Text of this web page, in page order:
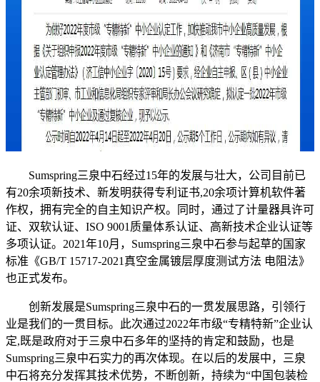
Sumspring三泉中石经过15年的发展与壮大，公司目前已
有20余项新技术、新发明获得专利证书,20余项计算机软件著
作权，拥有完全的自主知识产权。同时，通过了计量器具许可
证、双软认证、ISO 9001质量体系认证、高新技术企业认证等
多项认证。2021年10月，Sumspring三泉中石参与起草的国家
标准《GB/T 15717-2021真空金属镀层厚度测试方法 电阻法》
也正式发布。
创新发展是Sumspring三泉中石的一贯发展思路，引领行
业是我们的一贯目标。此次通过2022年市级“专精特新”企业认
定,既是政府对于三泉中石多年的坚持的肯定和鼓励，也是
Sumspring三泉中石实力的再次体现。在以后的发展中，三泉
中石将充分发挥其技术优势，不断创新，持续为“中国包装检